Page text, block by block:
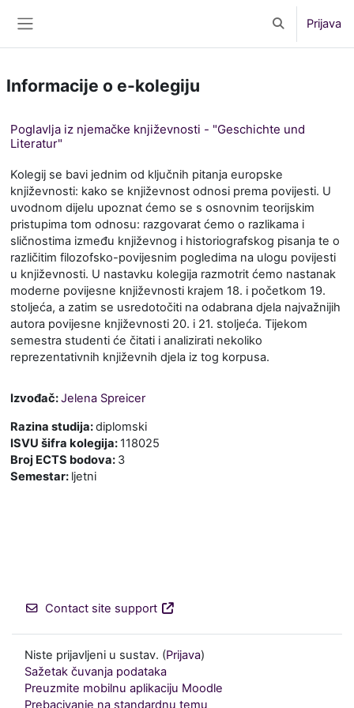
Toggle search
Prijava
Informacije o e-kolegiju
Poglavlja iz njemačke književnosti - "Geschichte und
Literatur"
Kolegij se bavi jednim od ključnih pitanja europske
književnosti: kako se književnost odnosi prema povijesti. U
uvodnom dijelu upoznat ćemo se s osnovnim teorijskim
pristupima tom odnosu: razgovarat ćemo o razlikama i
sličnostima između književnog i historiografskog pisanja te o
različitim filozofsko-povijesnim pogledima na ulogu povijesti
u književnosti. U nastavku kolegija razmotrit ćemo nastanak
moderne povijesne književnosti krajem 18. i početkom 19.
stoljeća, a zatim se usredotočiti na odabrana djela najvažnijih
autora povijesne književnosti 20. i 21. stoljeća. Tijekom
semestra studenti će čitati i analizirati nekoliko
reprezentativnih književnih djela iz tog korpusa.
Izvođač:Jelena Spreicer
Razina studija:diplomski
ISVU šifra kolegija: 118025
Broj ECTS bodova: 3
Semestar: ljetni
Contact site support
Niste prijavljeni u sustav. (Prijava)
Sažetak čuvanja podataka
Preuzmite mobilnu aplikaciju Moodle
Prebacivanje na standardnu temu